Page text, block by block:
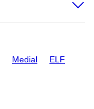
Medial ELF